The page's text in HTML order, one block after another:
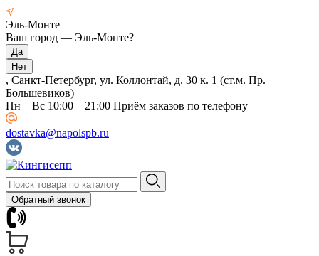
Эль-Монте
Ваш город — Эль-Монте?
, Санкт-Петербург, ул. Коллонтай, д. 30 к. 1 (ст.м. Пр.
Большевиков)
Пн—Вс 10:00—21:00 Приём заказов по телефону
dostavka@napolspb.ru
Обратный звонок